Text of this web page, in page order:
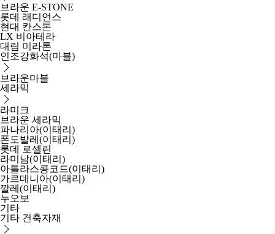
브라운 E-STONE
롯데 래디언스
현대 칸스톤
LX 비아테라
대림 미라톤
인조강화석(마블)
브라운마블
세라믹
라미크
브라운 세라믹
파나리아(이태리)
폰도발레(이태리)
롯데 로셀린
라미남(이태리)
아틀라스콩코드(이태리)
가르데니아(이태리)
깔레(이태리)
누오보
기타
기타 건축자재